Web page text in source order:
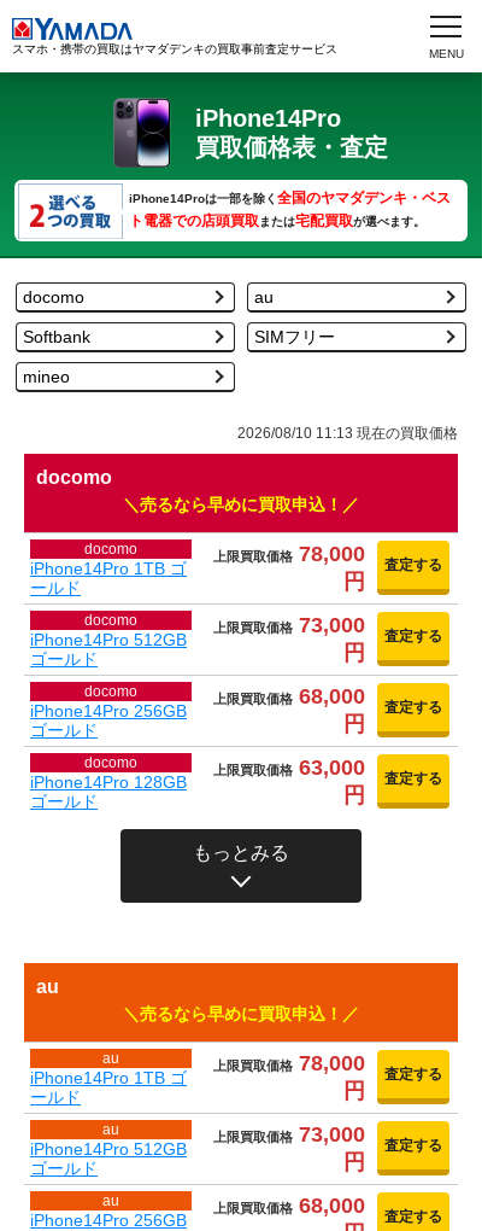
スマホ・携帯の買取はヤマダデンキの買取事前査定サービス
iPhone14Pro
買取価格表・査定
iPhone14Proは一部を除く 全国のヤマダデンキ・ベス
ト電器での店頭買取または宅配買取が選べます。
docomo au
Softbank SIMフリー
mineo
2026/08/10 11:13 現在の買取価格
docomo
売るなら早めに買取申込！
docomo
iPhone14Pro 1TB ゴ
ールド
上限買取価格 78,000
円
査定する
docomo
iPhone14Pro 512GB
ゴールド
上限買取価格 73,000
円
査定する
docomo
iPhone14Pro 256GB
ゴールド
上限買取価格 68,000
円
査定する
docomo
iPhone14Pro 128GB
ゴールド
上限買取価格 63,000
円
査定する
もっとみる
au
売るなら早めに買取申込！
au
iPhone14Pro 1TB ゴ
ールド
上限買取価格 78,000
円
査定する
au
iPhone14Pro 512GB
ゴールド
上限買取価格 73,000
円
査定する
au
iPhone14Pro 256GB
上限買取価格 68,000
査定する